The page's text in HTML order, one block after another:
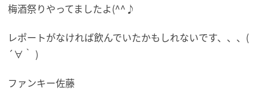
梅酒祭りやってましたよ(^^♪
レポートがなければ飲んでいたかもしれないです、、、(
´∀｀ )
ファンキー佐藤